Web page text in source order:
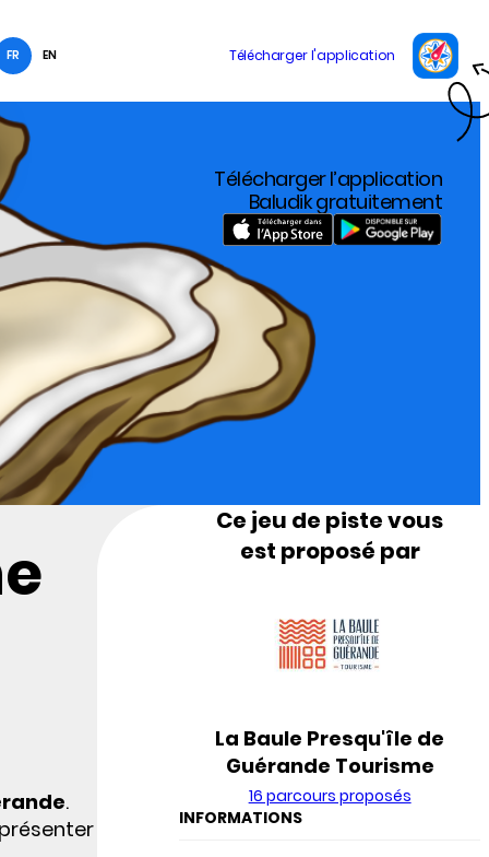
FR EN
Télécharger l’application
Baludik gratuitement
.
Ce jeu de piste vous
est proposé par
La Baule Presqu'île de
Guérande Tourisme
16 parcours proposés
INFORMATIONS